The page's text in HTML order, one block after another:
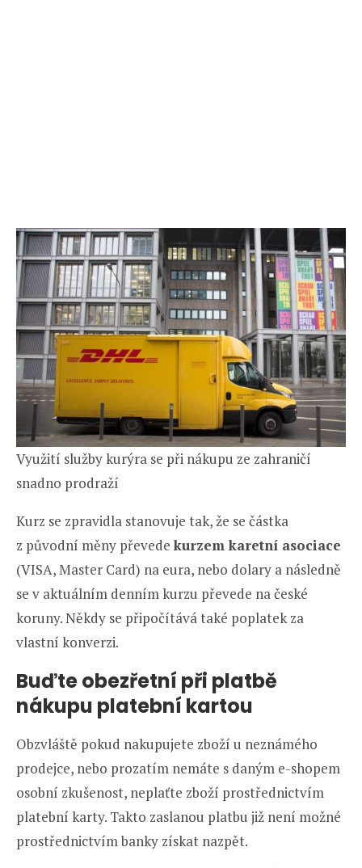
Využití služby kurýra se při nákupu ze zahraničí
snadno prodraží
Kurz se zpravidla stanovuje tak, že se částka
z původní měny převede kurzem karetní asociace
(VISA, Master Card) na eura, nebo dolary a následně
se v aktuálním denním kurzu převede na české
koruny. Někdy se připočítává také poplatek za
vlastní konverzi.
Buďte obezřetní při platbě
nákupu platební kartou
Obzvláště pokud nakupujete zboží u neznámého
prodejce, nebo prozatím nemáte s daným e-shopem
osobní zkušenost, neplaťte zboží prostřednictvím
platební karty. Takto zaslanou platbu již není možné
prostřednictvím banky získat nazpět.